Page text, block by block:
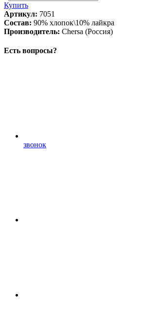
Купить
Артикул: 7051
Состав: 90% хлопок\10% лайкра
Производитель: Chersa (Россия)
Есть вопросы?
звонок